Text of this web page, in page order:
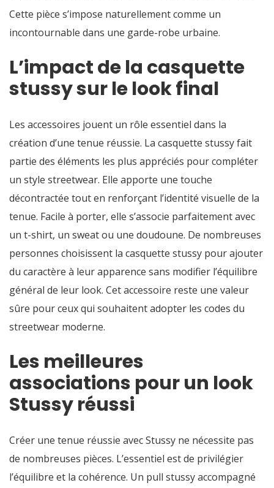
Cette pièce s’impose naturellement comme un
incontournable dans une garde-robe urbaine.
L’impact de la casquette
stussy sur le look final
Les accessoires jouent un rôle essentiel dans la
création d’une tenue réussie. La casquette stussy fait
partie des éléments les plus appréciés pour compléter
un style streetwear. Elle apporte une touche
décontractée tout en renforçant l’identité visuelle de la
tenue. Facile à porter, elle s’associe parfaitement avec
un t-shirt, un sweat ou une doudoune. De nombreuses
personnes choisissent la casquette stussy pour ajouter
du caractère à leur apparence sans modifier l’équilibre
général de leur look. Cet accessoire reste une valeur
sûre pour ceux qui souhaitent adopter les codes du
streetwear moderne.
Les meilleures
associations pour un look
Stussy réussi
Créer une tenue réussie avec Stussy ne nécessite pas
de nombreuses pièces. L’essentiel est de privilégier
l’équilibre et la cohérence. Un pull stussy accompagné